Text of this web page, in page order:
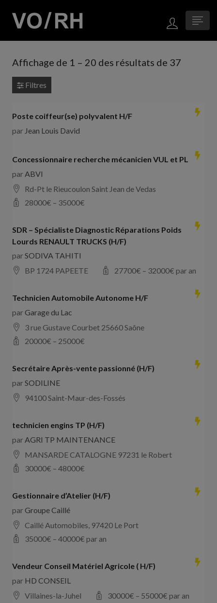
Affichage de 1 – 20 des résultats de 37
Filtres
Poste coiffeur(se) polyvalent H/F
par Jean Louis David
Concessionnaire recherche mécanicien VUL et PL
parABVI
Rd-Pt le Rieucoulon Saint Jean de Vedas
28000€ – 35000€
SDR – Spécialiste Diagnostic Réparations Poids
Lourds RENAULT TRUCKS (H/F)
parSODIVA TAHITI
BP 1724 PAPEETE
27700€ – 32000€ par an
Technicien Automobile Autonome H/F
parGarage du Lac
3 rue Gustave Courbet 25660 Saône
20000€ – 25000€
Secrétaire Après-vente passionné (H/F)
parSODILINE
94100 Saint-Maur-des-Fossés
technicien engins TP (H/F)
parAGRI TP MAINTENANCE
MANSARDE CATALOGNE 97231 le Robert
30000€ – 48000€
Gestionnaire d’Atelier (H/F)
parGroupe Caillé
Caillé Automobiles, 97420 Le Port
35000€ – 40000€ par an
Vendeur Conseil Matériel Agricole ( H/F)
par HD CONSEIL
Villaines-la-Juhel
30000€ – 55000€ par an